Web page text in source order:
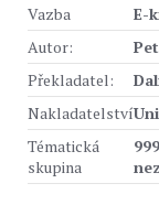
Vazba
E-
Autor:
Překladatel:
Nakladatelství
Tématická
skupina